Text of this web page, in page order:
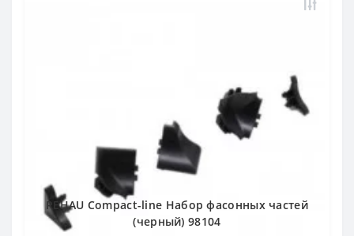
REHAU Compact-line Набор фасонных частей
(черный) 98104